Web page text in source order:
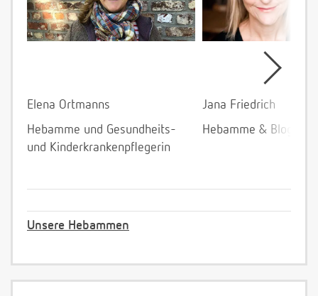
Elena Ortmanns
Hebamme und Gesundheits-
und Kinderkrankenpflegerin
Jana Friedrich
Hebamme &
Unsere Hebammen